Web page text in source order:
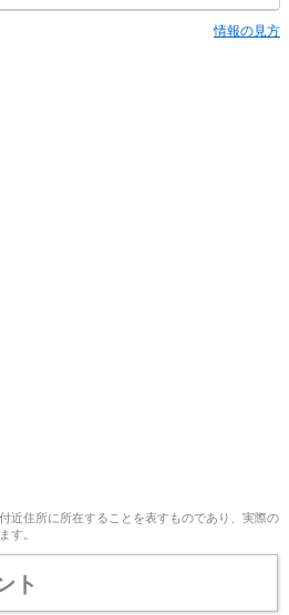
情報の見方
近住所に所在することを表すものであり、実際の
す。
ト